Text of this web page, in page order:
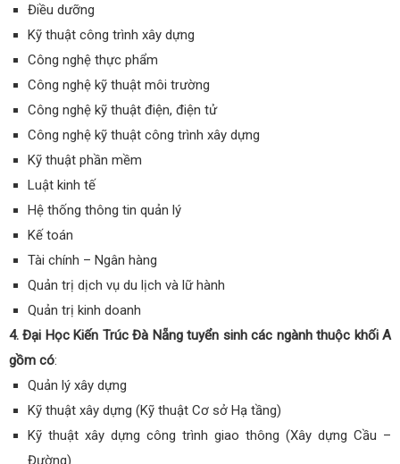
Điều dưỡng
Kỹ thuật công trình xây dựng
Công nghệ thực phẩm
Công nghệ kỹ thuật môi trường
Công nghệ kỹ thuật điện, điện tử
Công nghệ kỹ thuật công trình xây dựng
Kỹ thuật phần mềm
Luật kinh tế
Hệ thống thông tin quản lý
Kế toán
Tài chính – Ngân hàng
Quản trị dịch vụ du lịch và lữ hành
Quản trị kinh doanh
4. Đại Học Kiến Trúc Đà Nẵng tuyển sinh các ngành thuộc khối A
gồm có:
Quản lý xây dựng
Kỹ thuật xây dựng (Kỹ thuật Cơ sở Hạ tầng)
Kỹ thuật xây dựng công trình giao thông (Xây dựng Cầu –
Đường)